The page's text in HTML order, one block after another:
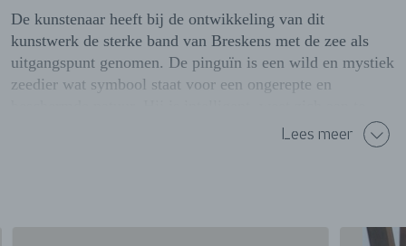
De kunstenaar heeft bij de ontwikkeling van dit
kunstwerk de sterke band van Breskens met de zee als
uitgangspunt genomen. De pinguïn is een wild en mystiek
zeedier wat symbool staat voor een ongerepte en
passen aan de omgeving en leeft in harmonie met de
natuur. Rood is de signaalkleur die aanzet tot nadenken
Lees meer